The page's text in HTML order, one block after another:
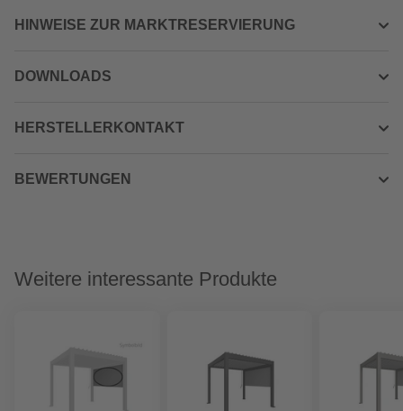
HINWEISE ZUR MARKTRESERVIERUNG
DOWNLOADS
HERSTELLERKONTAKT
BEWERTUNGEN
Weitere interessante Produkte